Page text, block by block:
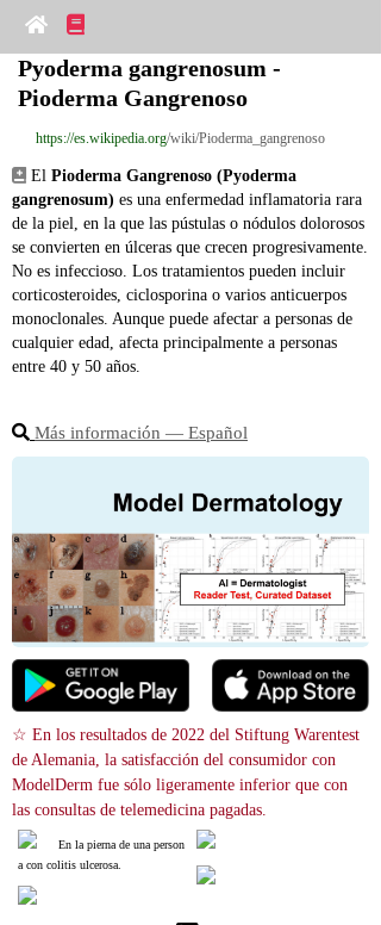
Pyoderma gangrenosum -
Pioderma Gangrenoso
https://es.wikipedia.org/wiki/Pioderma_gangrenoso
El Pioderma Gangrenoso (Pyoderma
gangrenosum) es una enfermedad inflamatoria rara
de la piel, en la que las pústulas o nódulos dolorosos
se convierten en úlceras que crecen progresivamente.
No es infeccioso. Los tratamientos pueden incluir
corticosteroides, ciclosporina o varios anticuerpos
monoclonales. Aunque puede afectar a personas de
cualquier edad, afecta principalmente a personas
entre 40 y 50 años.
Más información ― Español
☆ En los resultados de 2022 del Stiftung Warentest
de Alemania, la satisfacción del consumidor con
ModelDerm fue sólo ligeramente inferior que con
las consultas de telemedicina pagadas.
En la pierna de una person
a con colitis ulcerosa.